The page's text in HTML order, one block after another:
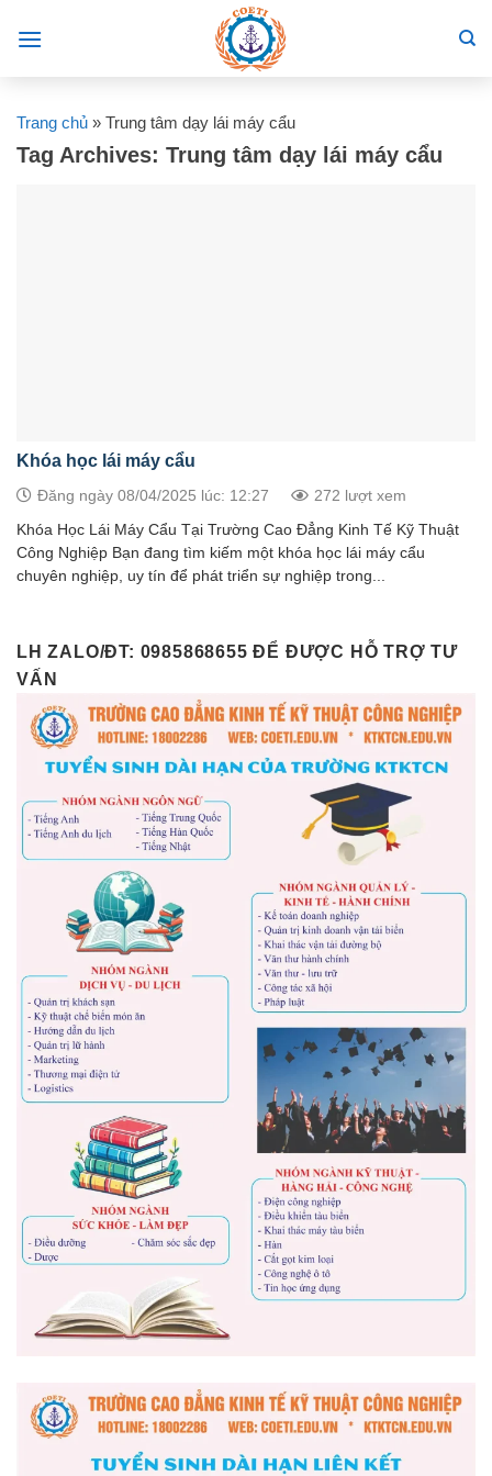
Trang chủ » Trung tâm dạy lái máy cẩu
Tag Archives: Trung tâm dạy lái máy cẩu
Khóa học lái máy cẩu
Đăng ngày 08/04/2025 lúc: 12:27 272 lượt xem
Khóa Học Lái Máy Cẩu Tại Trường Cao Đẳng Kinh Tế Kỹ Thuật
Công Nghiệp Bạn đang tìm kiếm một khóa học lái máy cẩu
chuyên nghiệp, uy tín để phát triển sự nghiệp trong...
LH ZALO/ĐT: 0985868655 ĐỂ ĐƯỢC HỖ TRỢ TƯ
VẤN